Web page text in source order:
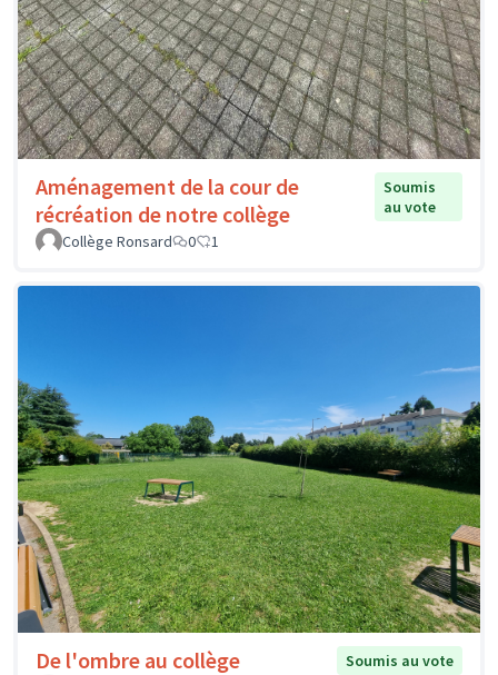
Aménagement de la cour de
récréation de notre collège
Soumis
au vote
Collège Ronsard
0 1
De l'ombre au collège
Soumis au vote